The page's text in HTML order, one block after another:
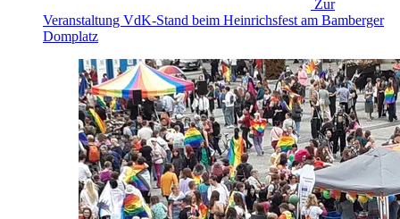
Zur
Veranstaltung VdK-Stand beim Heinrichsfest am Bamberger
Domplatz